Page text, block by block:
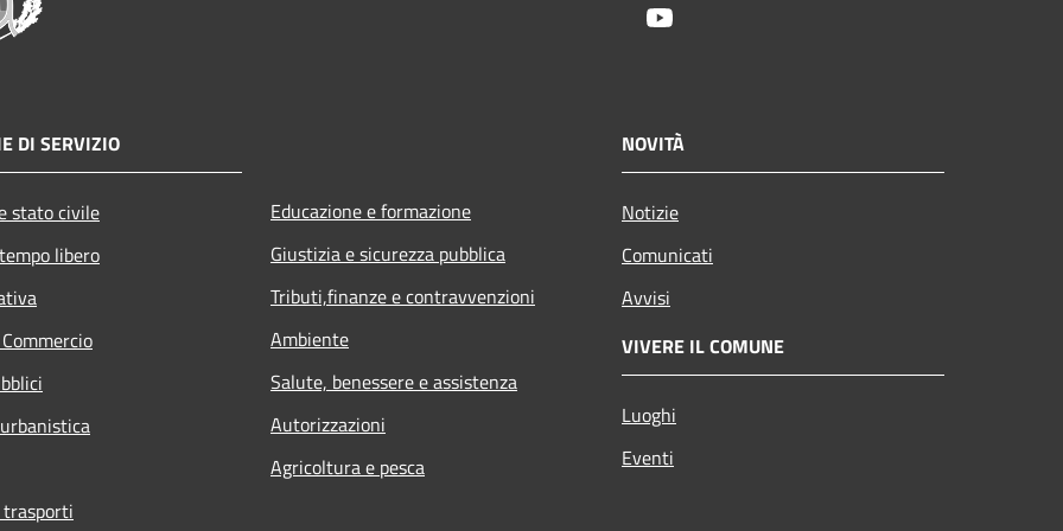
DI SERVIZIO
stato civile
libero
Educazione e formazione
Giustizia e sicurezza pubblica
Tributi,finanze e contravvenzioni
Ambiente
Salute, benessere e assistenza
Autorizzazioni
Agricoltura e pesca
NOVITÀ
Notizie
Comunicati
Avvisi
VIVERE IL COMUNE
Luoghi
Eventi